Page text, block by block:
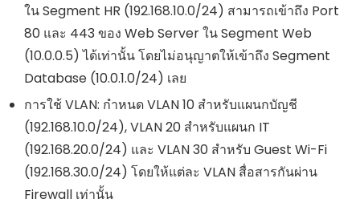
ใน Segment HR (192.168.10.0/24) สามารถเข้าถึง Port
80 และ 443 ของ Web Server ใน Segment Web
(10.0.0.5) ได้เท่านั้น โดยไม่อนุญาตให้เข้าถึง Segment
Database (10.0.1.0/24) เลย
การใช้ VLAN: กำหนด VLAN 10 สำหรับแผนกบัญชี
(192.168.10.0/24), VLAN 20 สำหรับแผนก IT
(192.168.20.0/24) และ VLAN 30 สำหรับ Guest Wi-Fi
(192.168.30.0/24) โดยให้แต่ละ VLAN สื่อสารกันผ่าน
Firewall เท่านั้น